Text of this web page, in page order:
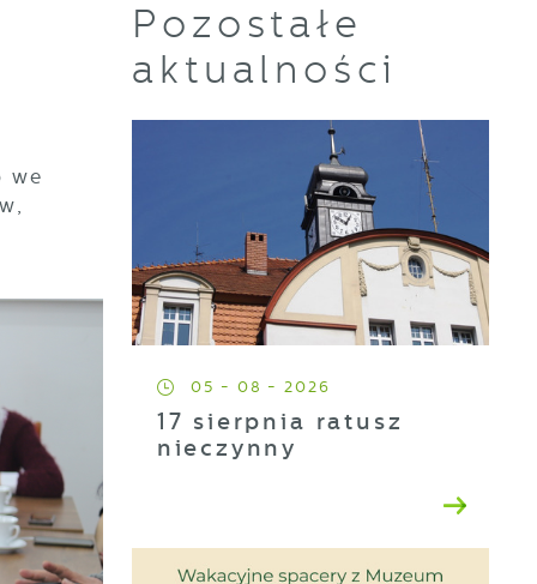
we
Pozostałe
aktualności
05 - 08 - 2026
17 sierpnia ratusz
nieczynny